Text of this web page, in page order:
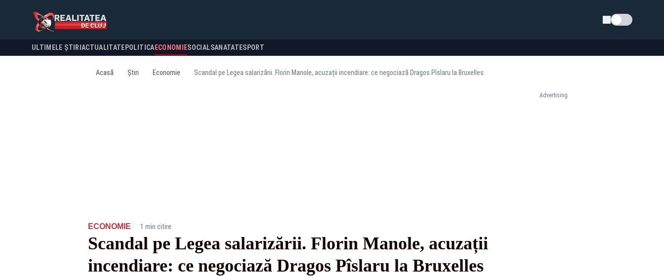
Schimba tema
ULTIMELE ȘTIRI ACTUALITATE POLITICA ECONOMIESOCIALSANATATESPORT
Acasă Știri Economie Scandal pe Legea salarizării. Florin Manole, acuzații incendiare: ce negociază Dragos Pîslaru la Bruxelles
Advertising
ECONOMIE· 1 min citire
Scandal pe Legea salarizării. Florin Manole, acuzații
incendiare: ce negociază Dragos Pîslaru la Bruxelles